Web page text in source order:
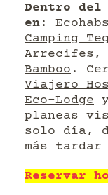
Dentro del
en :
Camping
Arrecifes,
Bamboo .
Viajero
Eco-Lodge
planeas
solo día,
más
Reservar